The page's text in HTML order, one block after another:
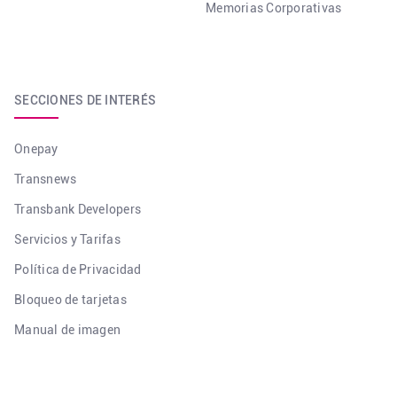
Memorias Corporativas
SECCIONES DE INTERÉS
Onepay
Transnews
Transbank Developers
Servicios y Tarifas
Política de Privacidad
Bloqueo de tarjetas
Manual de imagen